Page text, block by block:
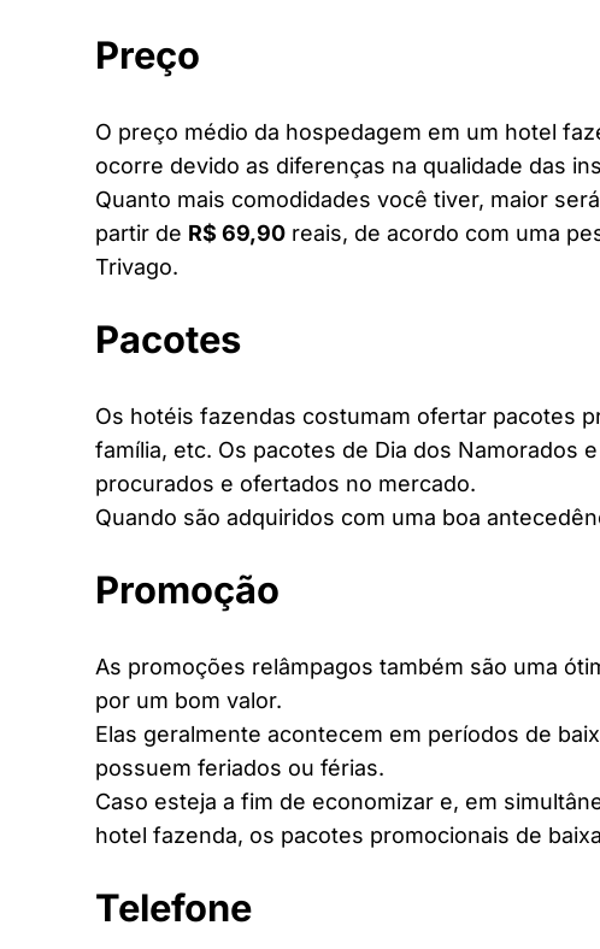
Preço
O preço médio da hospedagem em um hotel
ocorre devido as diferenças na qualidade das
Quanto mais comodidades você tiver, maior
partir de R$ 69,90 reais, de acordo com uma
Trivago.
Pacotes
Os hotéis fazendas costumam ofertar pacotes
família, etc. Os pacotes de Dia dos Namorados
procurados e ofertados no mercado.
Quando são adquiridos com uma boa
Promoção
As promoções relâmpagos também são uma
por um bom valor.
Elas geralmente acontecem em períodos de
possuem feriados ou férias.
Caso esteja a fim de economizar e, em
hotel fazenda, os pacotes promocionais de
Telefone